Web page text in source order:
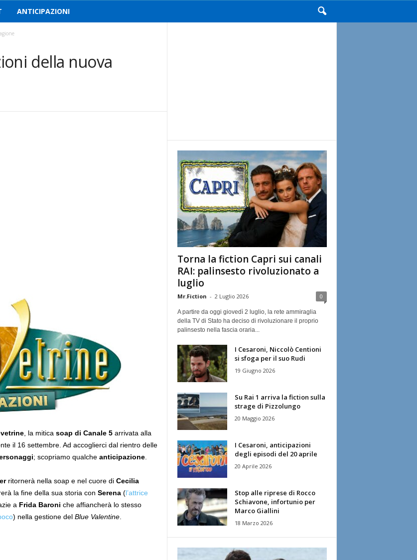
ANTICIPAZIONI
della nuova
, la mitica soap di Canale 5arrivata alla
il 16 settembre. Ad accoglierci dal rientro delle
; scopriamo qualche anticipazione.
ritornerà nella soap e nel cuore di Cecilia
la fine della sua storia con Serena(l’attrice
a Frida Baroni che affiancherà lo stesso
) nella gestione del Blue Valentine.
Torna la fiction Capri sui canali
RAI: palinsesto rivoluzionato a
luglio
Mr.Fiction - 2 Luglio 2026 0
A partire da oggi giovedì 2 luglio, la rete ammiraglia
della TV di Stato ha deciso di rivoluzionare il proprio
palinsesto nella fascia oraria...
I Cesaroni, Niccolò Centioni
si sfoga per il suo Rudi
19 Giugno 2026
Su Rai 1 arriva la fiction sulla
strage di Pizzolungo
20 Maggio 2026
I Cesaroni, anticipazioni
degli episodi del 20 aprile
20 Aprile 2026
Stop alle riprese di Rocco
Schiavone, infortunio per
Marco Giallini
18 Marzo 2026